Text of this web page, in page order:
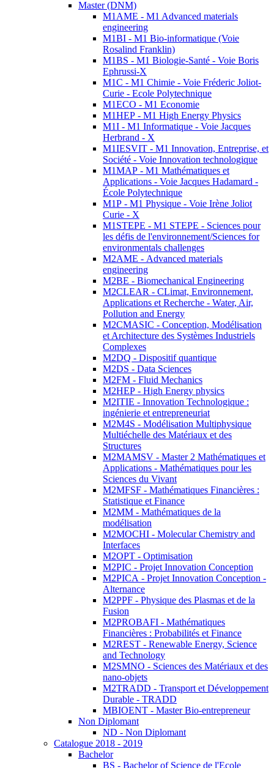
Master (DNM)
M1AME - M1 Advanced materials
engineering
M1BI - M1 Bio-informatique (Voie
Rosalind Franklin)
M1BS - M1 Biologie-Santé - Voie Boris
Ephrussi-X
M1C - M1 Chimie - Voie Fréderic Joliot-
Curie - Ecole Polytechnique
M1ECO - M1 Economie
M1HEP - M1 High Energy Physics
M1I - M1 Informatique - Voie Jacques
Herbrand - X
M1IESVIT - M1 Innovation, Entreprise, et
Société - Voie Innovation technologique
M1MAP - M1 Mathématiques et
Applications - Voie Jacques Hadamard -
École Polytechnique
M1P - M1 Physique - Voie Irène Joliot
Curie - X
M1STEPE - M1 STEPE - Sciences pour
les défis de l'environnement/Sciences for
environmentals challenges
M2AME - Advanced materials
engineering
M2BE - Biomechanical Engineering
M2CLEAR - CLimat, Environnement,
Applications et Recherche - Water, Air,
Pollution and Energy
M2CMASIC - Conception, Modélisation
et Architecture des Systèmes Industriels
Complexes
M2DQ - Dispositif quantique
M2DS - Data Sciences
M2FM - Fluid Mechanics
M2HEP - High Energy physics
M2ITIE - Innovation Technologique :
ingénierie et entrepreneuriat
M2M4S - Modélisation Multiphysique
Multiéchelle des Matériaux et des
Structures
M2MAMSV - Master 2 Mathématiques et
Applications - Mathématiques pour les
Sciences du Vivant
M2MFSF - Mathématiques Financières :
Statistique et Finance
M2MM - Mathématiques de la
modélisation
M2MOCHI - Molecular Chemistry and
Interfaces
M2OPT - Optimisation
M2PIC - Projet Innovation Conception
M2PICA - Projet Innovation Conception -
Alternance
M2PPF - Physique des Plasmas et de la
Fusion
M2PROBAFI - Mathématiques
Financières : Probabilités et Finance
M2REST - Renewable Energy, Science
and Technology
M2SMNO - Sciences des Matériaux et des
nano-objets
M2TRADD - Transport et Développement
Durable - TRADD
MBIOENT - Master Bio-entrepreneur
Non Diplomant
ND - Non Diplomant
Catalogue 2018 - 2019
Bachelor
BS - Bachelor of Science de l'Ecole